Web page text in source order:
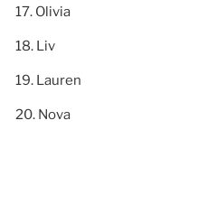
Olivia
Liv
Lauren
Nova